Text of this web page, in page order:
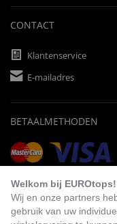
CONTACT
Klantenservice
E-mailadres
BETAALMETHODEN
Welkom bij EUROtops!
Wij en onze partners
gebruik van uw